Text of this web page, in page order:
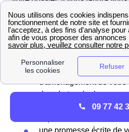
relatifs à la construction de votre
Itteville. Ces documents sont :
le permis de construire
un extrait du cadastre
présentation et plan du
d'aménagement de
des photos de des
présents sur votre terrain
09 77 42